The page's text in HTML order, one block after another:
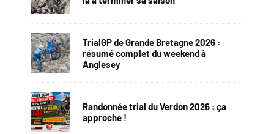
TrialGP de Grande Bretagne 2026 :
résumé complet du weekend à
Anglesey
Randonnée trial du Verdon 2026 : ça
approche !